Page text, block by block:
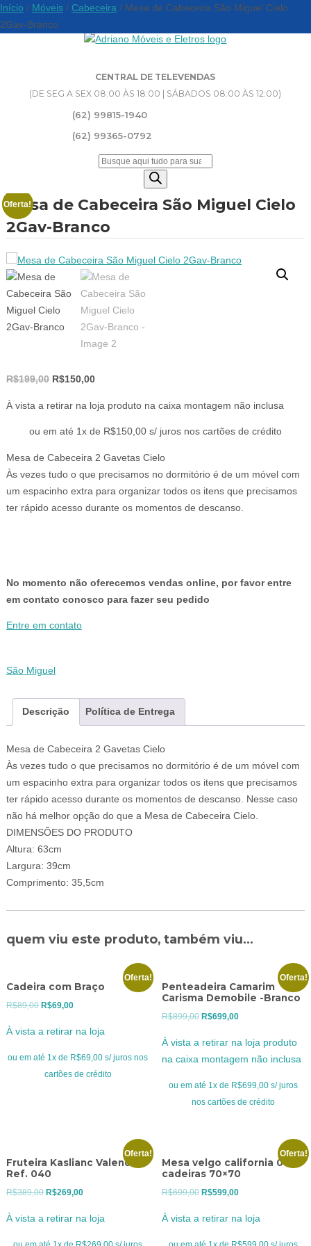
CENTRAL DE TELEVENDAS
(DE SEG A SEX 08:00 ÀS 18:00 | SÁBADOS 08:00 ÀS 12:00)
(62) 99815-1940
(62) 99365-0792
Pesquisar
Início / Móveis / Cabeceira / Mesa de Cabeceira São Miguel Cielo
2Gav-Branco
Mesa de Cabeceira São Miguel Cielo
2Gav-Branco
Oferta!
R$199,00 O
original
era:
R$150,00O
atual
é:
À vista a retirar na loja produto na caixa montagem não inclusa
ou em até 1x de R$150,00 s/ juros nos cartões de crédito
Mesa de Cabeceira 2 Gavetas Cielo
Às vezes tudo o que precisamos no dormitório é de um móvel com
um espacinho extra para organizar todos os itens que precisamos
ter rápido acesso durante os momentos de descanso.
No momento não oferecemos vendas online, por favor entre
em contato conosco para fazer seu pedido
Entre em contato
São Miguel
Descrição Política de Entrega
Mesa de Cabeceira 2 Gavetas Cielo
Às vezes tudo o que precisamos no dormitório é de um móvel com
um espacinho extra para organizar todos os itens que precisamos
ter rápido acesso durante os momentos de descanso. Nesse caso
não há melhor opção do que a Mesa de Cabeceira Cielo.
DIMENSÕES DO PRODUTO
Altura: 63cm
Largura: 39cm
Comprimento: 35,5cm
quem viu este produto, também viu...
Oferta!
Cadeira com Braço
R$89,00 O
era:
R$89,00.
R$69,00O
é:
R$69,00.
À vista a retirar na loja
ou em até 1x de R$69,00 s/ juros nos
cartões de crédito
Oferta!
Penteadeira Camarim
Carisma Demobile -Branco
R$899,00 O
R$899,00.
R$699,00O
atual
R$699,00.
À vista a retirar na loja produto
na caixa montagem não inclusa
ou em até 1x de R$699,00 s/ juros
nos cartões de crédito
Oferta!
Fruteira Kaslianc Valencia
Ref. 040
R$389,00 O
original
era:
R$269,00O
atual
é:
À vista a retirar na loja
Oferta!
Mesa velgo california 04
cadeiras 70×70
R$699,00 O
original
era:
R$599,00O
atual
é:
À vista a retirar na loja